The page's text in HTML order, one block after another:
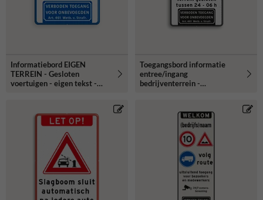
Informatiebord EIGEN
TERREIN - Gesloten
voertuigen - eigen tekst -
Toegangsbord informatie
entree/ingang
bedrijventerrein -